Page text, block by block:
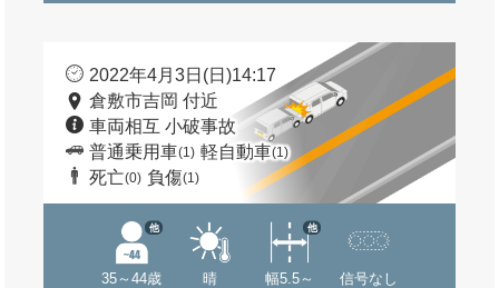
2022年4月3日(日)14:17
倉敷市吉岡 付近
車両相互 小破事故
普通乗用車(1) 軽自動車(1)
死亡(0) 負傷(1)
35～44歳
他
晴 幅5.5～
他
信号なし